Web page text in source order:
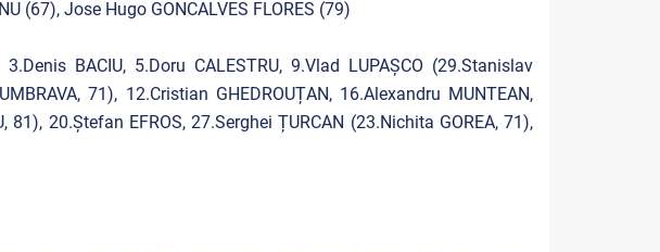
(67), Jose Hugo GONCALVES FLORES (79)
3.Denis BACIU, 5.Doru CALESTRU, 9.Vlad LUPAȘCO (29.Stanislav
71), 12.Cristian GHEDROUȚAN, 16.Alexandru MUNTEAN,
81), 20.Ștefan EFROS, 27.Serghei ȚURCAN (23.Nichita GOREA, 71),